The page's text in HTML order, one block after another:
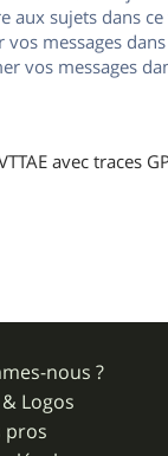
aux sujets dans
vos messages
vos messages
avec traces
nous ?
Logos
pros